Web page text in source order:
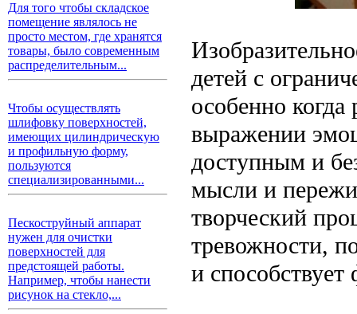
Для того чтобы складское
помещение являлось не
просто местом, где хранятся
товары, было современным
распределительным...
Чтобы осуществлять
шлифовку поверхностей,
имеющих цилиндрическую
и профильную форму,
пользуются
специализированными...
Пескоструйный аппарат
нужен для очистки
поверхностей для
предстоящей работы.
Например, чтобы нанести
рисунок на стекло,...
детей с
особенно
выражении
доступным и
мысли и
творческий
тревожности,
и